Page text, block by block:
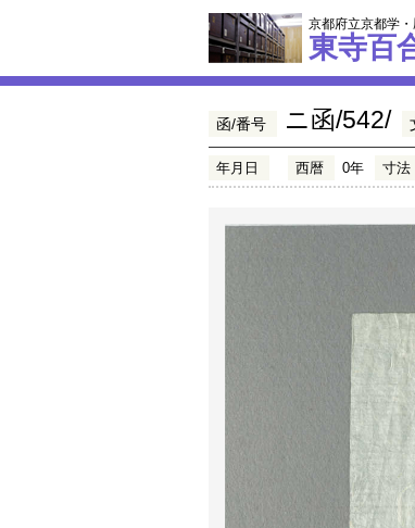
京都府立京都学
東寺百
函/番号 ニ函/542/
年月日 西暦 0年 寸法